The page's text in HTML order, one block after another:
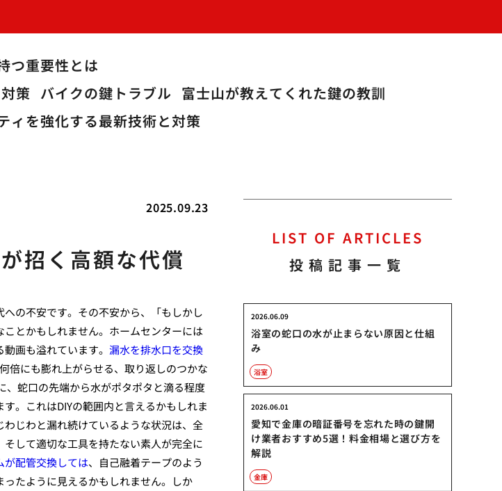
つ重要性とは
策 バイクの鍵トラブル 富士山が教えてくれた鍵の教訓
ィを強化する最新技術と対策
2025.09.23
招く高額な代償
の不安です。その不安から、「もしかし
とかもしれません。ホームセンターには
画も溢れています。 漏水を排水口を交換
倍にも膨れ上がらせる、取り返しのつかな
、蛇口の先端から水がポタポタと滴る程度
。これはDIYの範囲内と言えるかもしれま
じわと漏れ続けているような状況は、全
して適切な工具を持たない素人が完全に
が配管交換しては、自己融着テープのよう
たように見えるかもしれません。しか
LIST OF ARTICLES
投稿記事一覧
浴室の蛇口の水が止まらない原因と仕組
み
2026.06.09
浴室
愛知で金庫の暗証番号を忘れた時の鍵開
け業者おすすめ5選！料金相場と選び方を
解説
2026.06.01
金庫